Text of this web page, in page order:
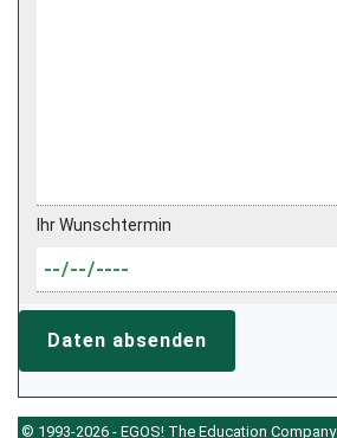
Ihr Wunschtermin
Daten absenden
© 1993-2026 - EGOS! The Education Company